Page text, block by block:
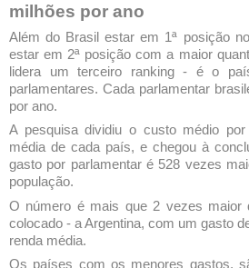
milhões por ano
Além do Brasil estar em 1ª posição
estar em 2ª posição com a maior
lidera um terceiro ranking - é o
parlamentares. Cada parlamentar
por ano.
A pesquisa dividiu o custo médio por
média de cada país, e chegou à
gasto por parlamentar é 528 vezes
população.
O número é mais que 2 vezes maior
colocado - a Argentina, com um gasto
renda média.
Os países com os menores gastos,